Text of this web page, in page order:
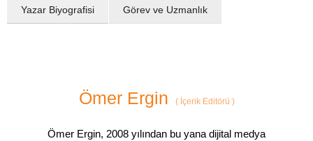
Yazar Biyografisi Görev ve Uzmanlık
Ömer Ergin (İçerik Editörü )
Ömer Ergin, 2008 yılından bu yana dijital medya